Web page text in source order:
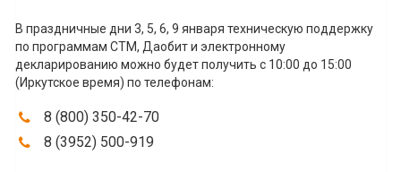
В праздничные дни 3, 5, 6, 9 января техническую поддержку
по программам СТМ, Даобит и электронному
декларированию можно будет получить с 10:00 до 15:00
(Иркутское время) по телефонам:
8 (800) 350-42-70
8 (3952) 500-919